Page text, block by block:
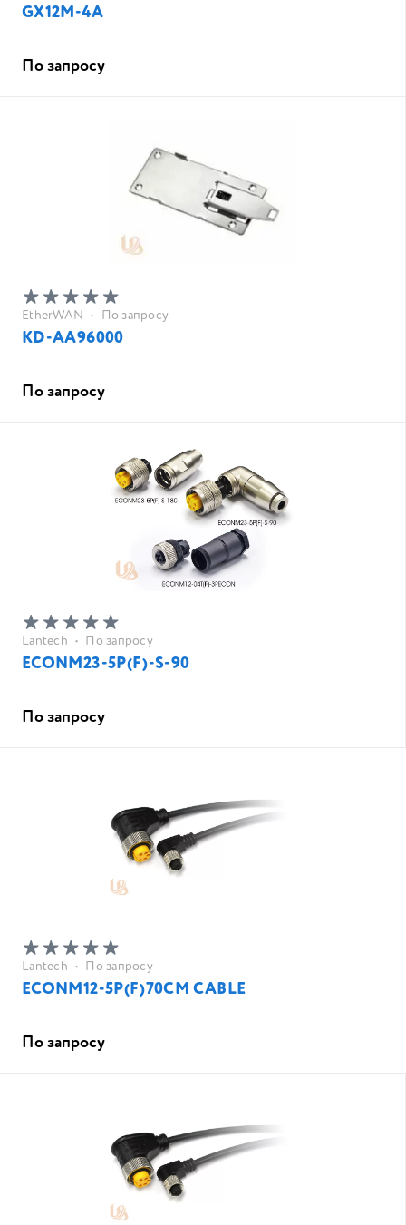
GX12M-4A
По запросу
EtherWAN • По запросу
KD-AA96000
По запросу
Lantech • По запросу
ECONM23-5P(F)-S-90
По запросу
Lantech • По запросу
ECONM12-5P(F)70CM CABLE
По запросу